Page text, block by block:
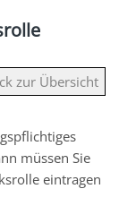
zur Übersicht
müssen Sie
eintragen